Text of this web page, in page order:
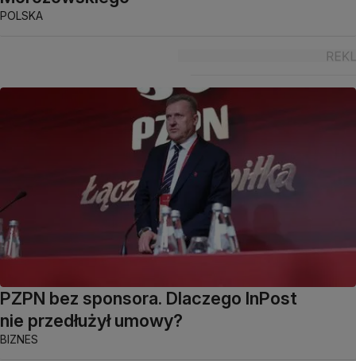
POLSKA
PZPN bez sponsora. Dlaczego InPost
nie przedłużył umowy?
BIZNES